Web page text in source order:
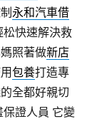
永和汽車借
快速解決救
照著做新店
包養打造專
全都好親切
證人員 它變